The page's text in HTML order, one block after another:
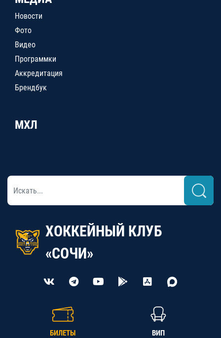
Новости
Фото
Видео
Программки
Аккредитация
Брендбук
МХЛ
ХОККЕЙНЫЙ КЛУБ
«СОЧИ»
БИЛЕТЫ ВИП